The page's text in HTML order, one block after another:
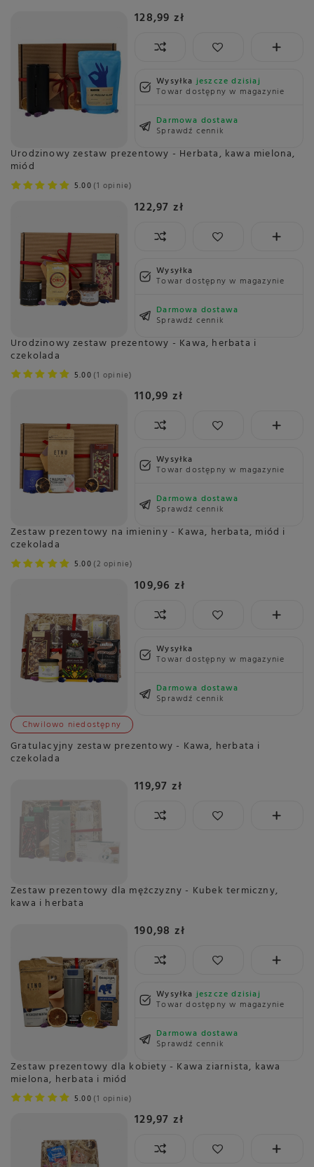
128,99 zł
Wysyłkajeszcze dzisiaj
Towar dostępny w magazynie
Darmowa dostawa
Sprawdź cennik
Urodzinowy zestaw prezentowy - Herbata, kawa mielona,
miód
5.00 1 opinie
122,97 zł
Wysyłka
Towar dostępny w magazynie
Darmowa dostawa
Sprawdź cennik
Urodzinowy zestaw prezentowy - Kawa, herbata i
czekolada
5.00 1 opinie
110,99 zł
Wysyłka
Towar dostępny w magazynie
Darmowa dostawa
Sprawdź cennik
Zestaw prezentowy na imieniny - Kawa, herbata, miód i
czekolada
5.00 2 opinie
109,96 zł
Wysyłka
Towar dostępny w magazynie
Darmowa dostawa
Sprawdź cennik
Chwilowo niedostępny
Gratulacyjny zestaw prezentowy - Kawa, herbata i
czekolada
119,97 zł
Zestaw prezentowy dla mężczyzny - Kubek termiczny,
kawa i herbata
190,98 zł
Wysyłkajeszcze dzisiaj
Towar dostępny w magazynie
Darmowa dostawa
Sprawdź cennik
Zestaw prezentowy dla kobiety - Kawa ziarnista, kawa
mielona, herbata i miód
5.00 1 opinie
129,97 zł